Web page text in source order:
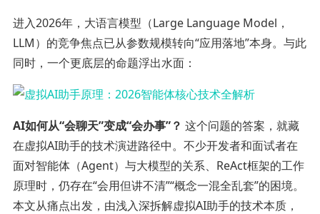
进入2026年，大语言模型（Large Language Model，
LLM）的竞争焦点已从参数规模转向“应用落地”本身。与此
同时，一个更底层的命题浮出水面：
AI如何从“会聊天”变成“会办事”？ 这个问题的答案，就藏
在虚拟AI助手的技术演进路径中。不少开发者和面试者在
面对智能体（Agent）与大模型的关系、ReAct框架的工作
原理时，仍存在“会用但讲不清”“概念一混全乱套”的困境。
本文从痛点出发，由浅入深拆解虚拟AI助手的技术本质，